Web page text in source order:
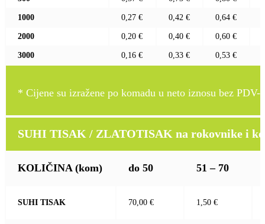
1000 0,27 € 0,42 € 0,64 €
2000 0,20 € 0,40 € 0,60 €
3000 0,16 € 0,33 € 0,53 €
* Cijene su izražene po komadu u neto iznosu bez PDV-
SUHI TISAK / ZLATOTISAK na rokovnike i
KOLIČINA (kom) do 50 51 – 70
SUHI TISAK 70,00 € 1,50 €